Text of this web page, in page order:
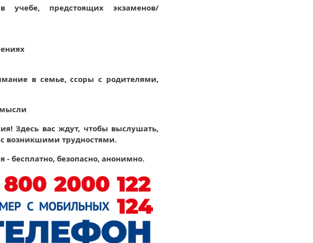
учебе, предстоящих экзаменов/
в семье, ссоры с родителями,
Здесь вас ждут, чтобы выслушать,
с возникшими трудностями.
бесплатно, безопасно, анонимно.